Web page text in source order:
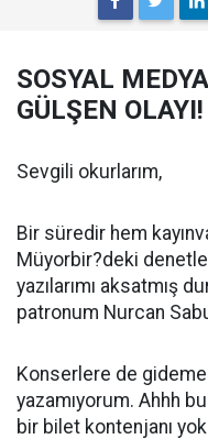
SOSYAL
GÜLŞEN OLAYI!
Sevgili okurlarım,
Bir süredir hem
Müyorbir?deki
yazılarımı aksatmış
patronum Nurcan
Konserlere de
yazamıyorum. Ahhh
bir bilet kontenjanı